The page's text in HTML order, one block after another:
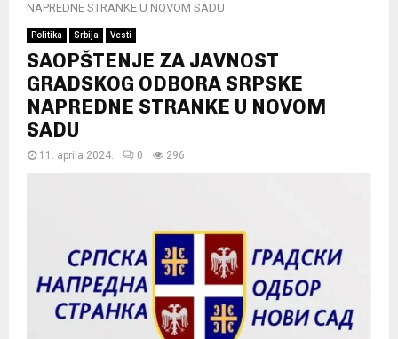
NAPREDNE STRANKE U NOVOM SADU
Politika Srbija Vesti
SAOPŠTENJE ZA JAVNOST
GRADSKOG ODBORA SRPSKE
NAPREDNE STRANKE U NOVOM
SADU
11. aprila 2024. 0 296